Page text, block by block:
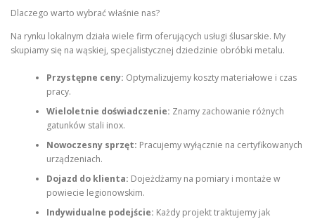
Dlaczego warto wybrać właśnie nas?
Na rynku lokalnym działa wiele firm oferujących usługi ślusarskie. My
skupiamy się na wąskiej, specjalistycznej dziedzinie obróbki metalu.
Przystępne ceny: Optymalizujemy koszty materiałowe i czas
pracy.
Wieloletnie doświadczenie: Znamy zachowanie różnych
gatunków stali inox.
Nowoczesny sprzęt: Pracujemy wyłącznie na certyfikowanych
urządzeniach.
Dojazd do klienta: Dojeżdżamy na pomiary i montaże w
powiecie legionowskim.
Indywidualne podejście: Każdy projekt traktujemy jak